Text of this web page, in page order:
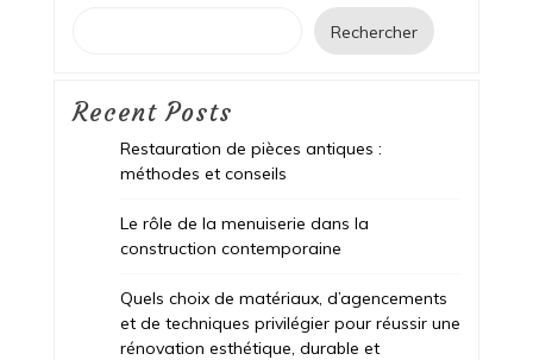
Rechercher
Recent Posts
Restauration de pièces antiques :
méthodes et conseils
Le rôle de la menuiserie dans la
construction contemporaine
Quels choix de matériaux, d’agencements
et de techniques privilégier pour réussir une
rénovation esthétique, durable et